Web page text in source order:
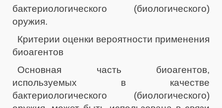
бактериологического (биологического)
оружия.
Критерии оценки вероятности применения
биоагентов
Основная часть биоагентов,
используемых в качестве
бактериологического (биологического)